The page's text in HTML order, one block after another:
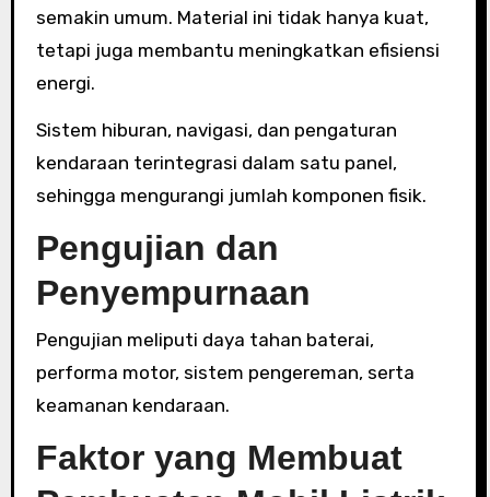
semakin umum. Material ini tidak hanya kuat,
tetapi juga membantu meningkatkan efisiensi
energi.
Sistem hiburan, navigasi, dan pengaturan
kendaraan terintegrasi dalam satu panel,
sehingga mengurangi jumlah komponen fisik.
Pengujian dan
Penyempurnaan
Pengujian meliputi daya tahan baterai,
performa motor, sistem pengereman, serta
keamanan kendaraan.
Faktor yang Membuat